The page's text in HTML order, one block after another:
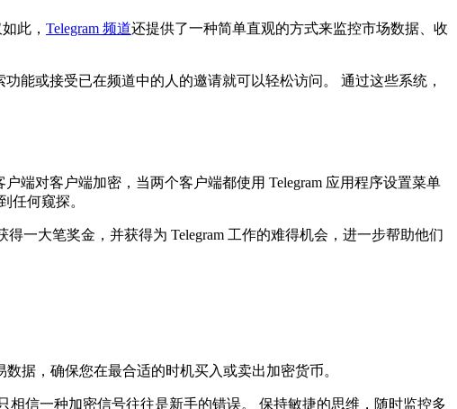
此， Telegram 频道还提供了一种简单直观的方式来监控市场数据、收
能或接受已在频道中的人的邀请就可以轻松访问。 通过这些系统，
端对客户端加密，当两个客户端都使用 Telegram 应用程序设置菜单
任何窥探。
一大笔奖金，并获得为 Telegram 工作的难得机会，进一步帮助他们
据，确保您在最合适的时机买入或卖出加密货币。
信一种加密信号往往是新手的错误。 保持敏捷的思维，随时监控多